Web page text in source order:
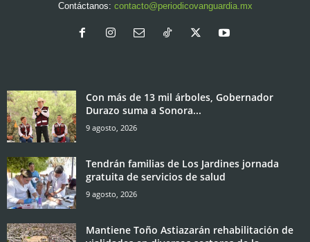
Contáctanos: contacto@periodicovanguardia.mx
Con más de 13 mil árboles, Gobernador
Durazo suma a Sonora...
9 agosto, 2026
Tendrán familias de Los Jardines jornada
gratuita de servicios de salud
9 agosto, 2026
Mantiene Toño Astiazarán rehabilitación de